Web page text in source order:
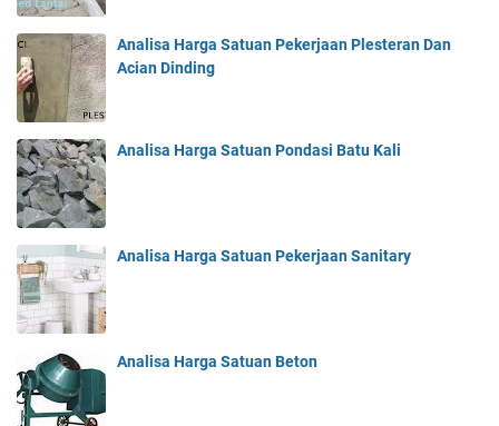
Analisa Harga Satuan Pekerjaan Plesteran Dan
Acian Dinding
Analisa Harga Satuan Pondasi Batu Kali
Analisa Harga Satuan Pekerjaan Sanitary
Analisa Harga Satuan Beton